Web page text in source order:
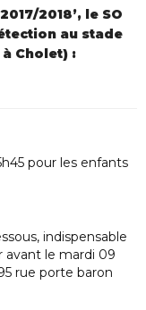
2018’, le SO
au stade
Cholet) :
pour les enfants
indispensable
avant le mardi 09
rue porte baron